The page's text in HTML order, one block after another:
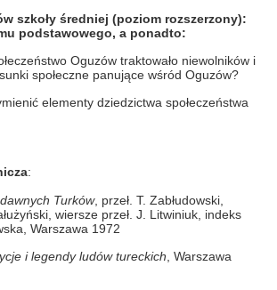
szkoły średniej (poziom rozszerzony):
podstawowego, a ponadto:
Oguzów traktowało niewolników i
społeczne panujące wśród Oguzów?
elementy dziedzictwa społeczeństwa
:
Turków, przeł. T. Zabłudowski,
wiersze przeł. J. Litwiniuk, indeks
Warszawa 1972
i legendy ludów tureckich , Warszawa